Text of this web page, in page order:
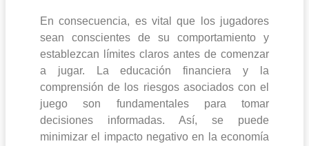
En consecuencia, es vital que los jugadores
sean conscientes de su comportamiento y
establezcan límites claros antes de comenzar
a jugar. La educación financiera y la
comprensión de los riesgos asociados con el
juego son fundamentales para tomar
decisiones informadas. Así, se puede
minimizar el impacto negativo en la economía